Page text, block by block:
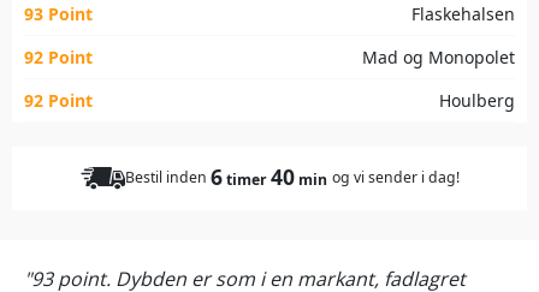
93 Point
Flaskehalsen
92 Point
Mad og Monopolet
92 Point
Houlberg
Bestil inden 6timer40 min og vi sender i dag!
"93 point. Dybden er som i en markant, fadlagret